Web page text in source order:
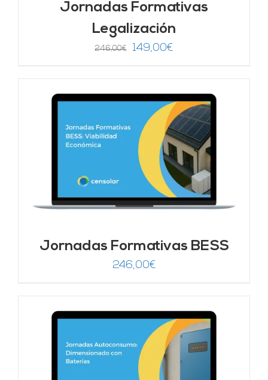
Jornadas Formativas
Legalización
246,00€
El
era:
246,00€.
149,00€El
es:
149,00€.
Jornadas Formativas BESS
246,00€